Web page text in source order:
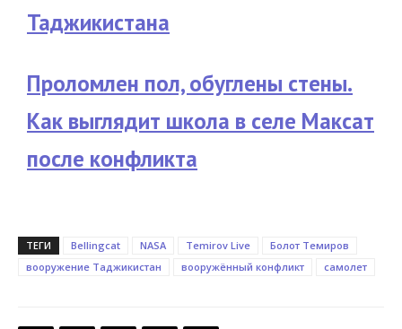
Таджикистана
Проломлен пол, обуглены стены.
Как выглядит школа в селе Максат
после конфликта
ТЕГИ Bellingcat NASA Temirov Live
Болот Темиров
вооружение Таджикистан
вооружённый конфликт самолет